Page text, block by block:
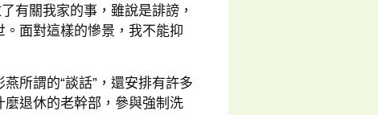
有關我家的事，雖說是誹謗，
面對這樣的慘景，我不能抑
所謂的“談話”，還安排有許多
退休的老幹部，參與強制洗